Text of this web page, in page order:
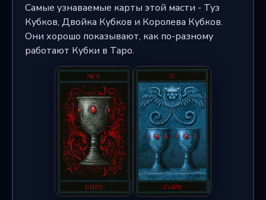
Самые узнаваемые карты этой масти - Туз
Кубков, Двойка Кубков и Королева Кубков.
Они хорошо показывают, как по-разному
работают Кубки в Таро.